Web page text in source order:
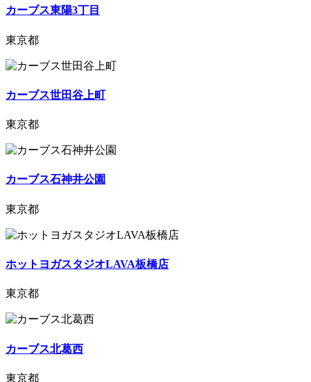
カーブス東陽3丁目
東京都
カーブス世田谷上町
東京都
カーブス石神井公園
東京都
ホットヨガスタジオLAVA板橋店
東京都
カーブス北葛西
東京都